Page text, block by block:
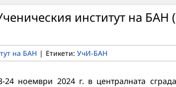
институт на
на БАН | Етикети: УчИ-БАН
24 ноември 2024 г. в централната